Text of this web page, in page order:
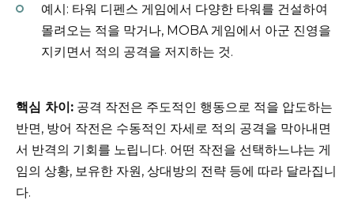
예시: 타워 디펜스 게임에서 다양한 타워를 건설하여
몰려오는 적을 막거나, MOBA 게임에서 아군 진영을
지키면서 적의 공격을 저지하는 것.
핵심 차이: 공격 작전은 주도적인 행동으로 적을 압도하는
반면, 방어 작전은 수동적인 자세로 적의 공격을 막아내면
서 반격의 기회를 노립니다. 어떤 작전을 선택하느냐는 게
임의 상황, 보유한 자원, 상대방의 전략 등에 따라 달라집니
다.